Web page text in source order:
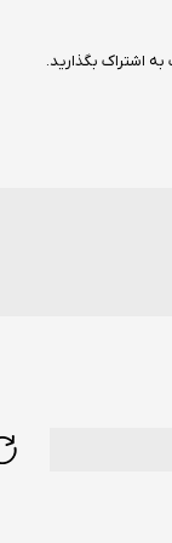
اشتراک بگذارید.